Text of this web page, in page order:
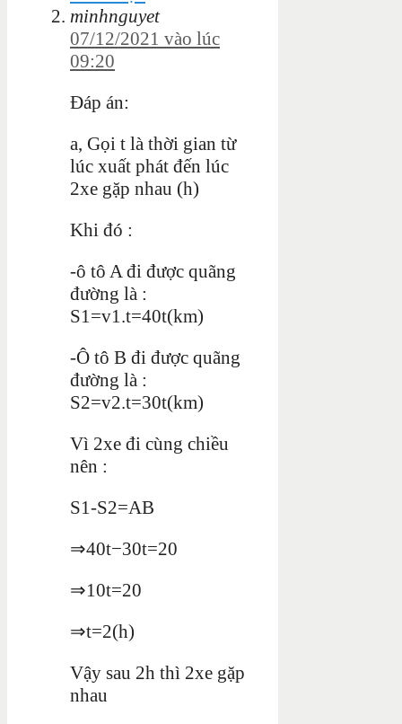
minhnguyet
07/12/2021 vào lúc
09:20
Đáp án:
a, Gọi t là thời gian từ
lúc xuất phát đến lúc
2xe gặp nhau (h)
Khi đó :
-ô tô A đi được quãng
đường là :
S1=v1.t=40t(km)
-Ô tô B đi được quãng
đường là :
S2=v2.t=30t(km)
Vì 2xe đi cùng chiều
nên :
S1-S2=AB
⇒40t−30t=20
⇒10t=20
⇒t=2(h)
Vậy sau 2h thì 2xe gặp
nhau